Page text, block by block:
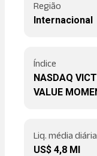
Região
Internacional
Índice
NASDAQ
VALUE
Liq. média diária
US$ 4,8 MI